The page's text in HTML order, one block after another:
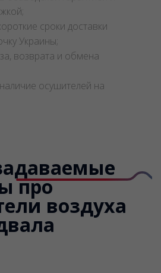
сроки доставки
Украины;
возврата и обмена
осушителей на
про
воздуха